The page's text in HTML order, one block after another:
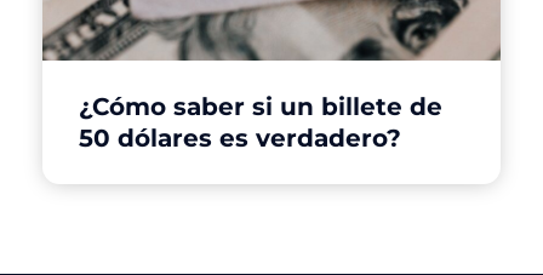
¿Cómo saber si un billete de
50 dólares es verdadero?